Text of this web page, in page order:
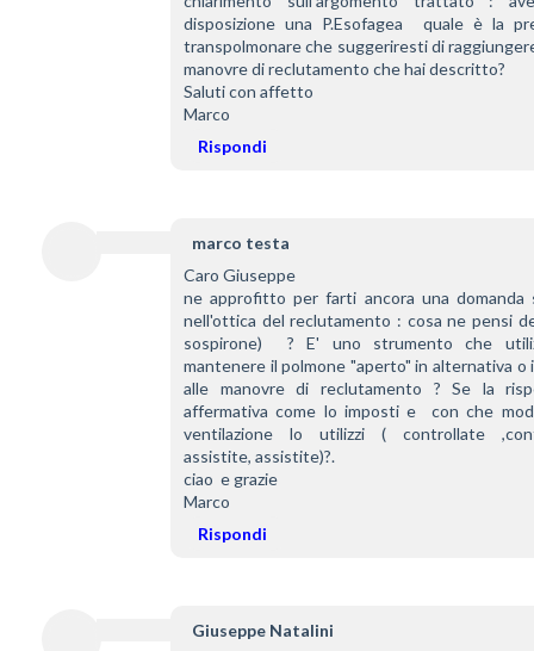
disposizione una P.Esofagea  quale è la
transpolmonare che suggeriresti di
manovre di reclutamento che hai descritto?
Saluti con affetto
Marco
Rispondi
marco testa
Caro Giuseppe
ne approfitto per farti ancora una domanda
nell'ottica del reclutamento : cosa ne pensi
sospirone)  ? E' uno strumento che
mantenere il polmone "aperto" in alternativa o
alle manovre di reclutamento ? Se la
affermativa come lo imposti e  con che
ventilazione lo utilizzi ( controllate
assistite, assistite)?.
ciao  e grazie
Marco
Rispondi
Giuseppe Natalini